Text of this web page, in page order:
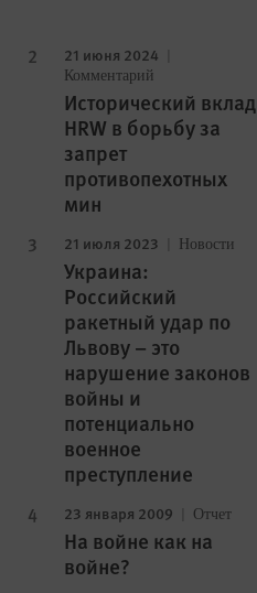
21 июня 2024
Комментарий
Исторический вклад
HRW в борьбу за
запрет
противопехотных
мин
21 июля 2023 Новости
Украина:
Российский
ракетный удар по
Львову – это
нарушение законов
войны и
потенциально
военное
преступление
23 января 2009 Отчет
На войне как на
войне?